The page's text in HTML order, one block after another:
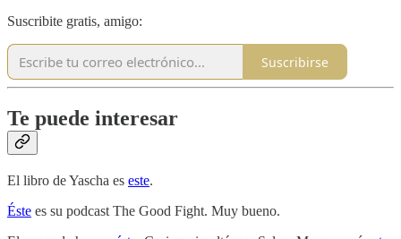
Suscribite gratis, amigo:
Suscribirse
Te puede interesar
El libro de Yascha es este.
Éste es su podcast The Good Fight. Muy bueno.